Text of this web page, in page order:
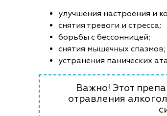
улучшения настроения и
снятия тревоги и стресса;
борьбы с бессонницей;
снятия мышечных спазмов;
устранения панических
Важно! Этот
отравления